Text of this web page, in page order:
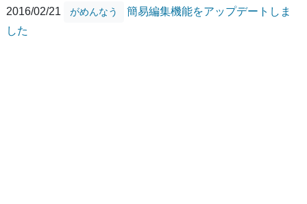
2016/02/21
がめんなう
簡易編集機能をアップデートしま
した